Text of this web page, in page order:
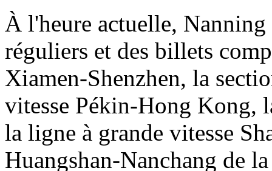
À l'heure actuelle,
réguliers et des billets
Xiamen-Shenzhen, la
vitesse Pékin-Hong Kong,
la ligne à grande vitesse
Huangshan-Nanchang de